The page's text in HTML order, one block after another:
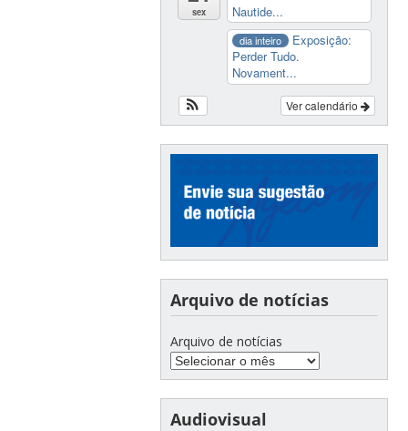
sex
Nautide...
dia inteiro
Exposição:
Perder Tudo.
Novament...
Ver calendário
Arquivo de notícias
Arquivo de notícias
Audiovisual